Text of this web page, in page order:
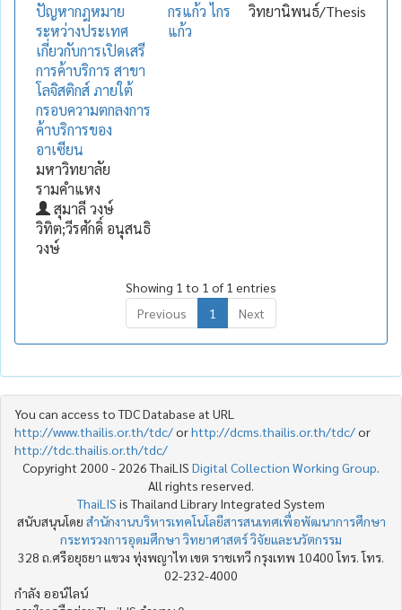
ปัญหากฎหมาย
ระหว่างประเทศ
เกี่ยวกับการเปิดเสรี
การค้าบริการ สาขา
โลจิสติกส์ ภายใต้
กรอบความตกลงการ
ค้าบริการของ
อาเซียน
มหาวิทยาลัย
รามคำแหง
สุมาลี วงษ์
วิทิต;วีรศักดิ์ อนุสนธิ
วงษ์
กรแก้ว ไกร
แก้ว
วิทยานิพนธ์/Thesis
Showing 1 to 1 of 1 entries
Previous
1 Next
You can access to TDC Database at URL
http://www.thailis.or.th/tdc/orhttp://dcms.thailis.or.th/tdc/or
http://tdc.thailis.or.th/tdc/
Copyright 2000 - 2026 ThaiLIS Digital Collection Working Group
All rights reserved.
ThaiLIS is Thailand Library Integrated System
สนับสนุนโดย สำนักงานบริหารเทคโนโลยีสารสนเทศเพื่อพัฒนาการศึกษา
กระทรวงการอุดมศึกษา วิทยาศาสตร์ วิจัยและนวัตกรรม
328 ถ.ศรีอยุธยา แขวง ทุ่งพญาไท เขต ราชเทวี กรุงเทพ 10400 โทร. โทร.
02-232-4000
กำลัง ออน์ไลน์